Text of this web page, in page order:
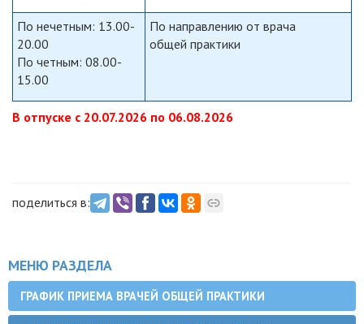
По нечетным: 13.00-
20.00
По четным: 08.00-
15.00
По направлению от врача
общей практики
В отпуске с 20.07.2026 по 06.08.2026
поделиться в:
МЕНЮ РАЗДЕЛА
ГРАФИК ПРИЕМА ВРАЧЕЙ ОБЩЕЙ ПРАКТИКИ